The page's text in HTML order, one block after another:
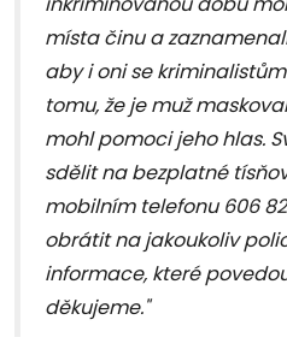
místa činu a
aby i oni se
tomu, že je muž
mohl pomoci jeho hlas.
sdělit na bezplatné
mobilním telefonu 606
obrátit na jakoukoliv
informace, které
děkujeme."